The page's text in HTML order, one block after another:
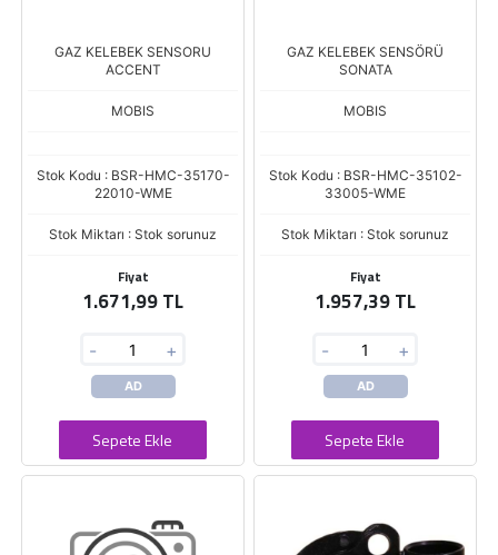
GAZ KELEBEK SENSORU
ACCENT
MOBIS
Stok Kodu : BSR-HMC-35170-
22010-WME
Stok Miktarı : Stok sorunuz
Fiyat
1.671,99 TL
- +
AD
Sepete Ekle
GAZ KELEBEK SENSÖRÜ
SONATA
MOBIS
Stok Kodu : BSR-HMC-35102-
33005-WME
Stok Miktarı : Stok sorunuz
Fiyat
1.957,39 TL
- +
AD
Sepete Ekle